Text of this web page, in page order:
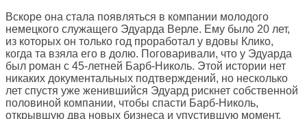
Вскоре она стала появляться в компании молодого
немецкого служащего Эдуарда Верле. Ему было 20 лет,
из которых он только год проработал у вдовы Клико,
когда та взяла его в долю. Поговаривали, что у Эдуарда
был роман с 45-летней Барб-Николь. Этой истории нет
никаких документальных подтверждений, но несколько
лет спустя уже женившийся Эдуард рискнет собственной
половиной компании, чтобы спасти Барб-Николь,
открывшую два новых бизнеса и упустившую момент,